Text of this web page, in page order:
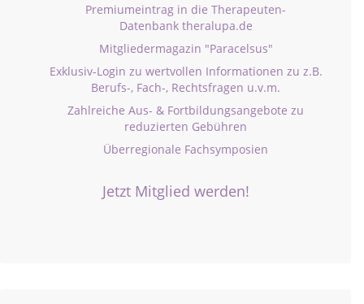
Premiumeintrag in die Therapeuten-
Datenbank theralupa.de
Mitgliedermagazin "Paracelsus"
Exklusiv-Login zu wertvollen Informationen zu z.B.
Berufs-, Fach-, Rechtsfragen u.v.m.
Zahlreiche Aus- & Fortbildungsangebote zu
reduzierten Gebühren
Überregionale Fachsymposien
Jetzt Mitglied werden!